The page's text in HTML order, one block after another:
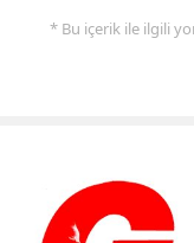
* Bu içerik ile ilgili